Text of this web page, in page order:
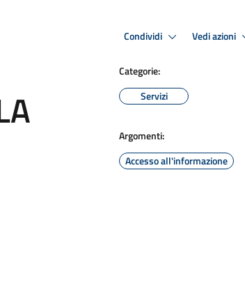
Condividi Vedi azioni
Categorie:
Servizi
Argomenti:
Accesso all'informazione